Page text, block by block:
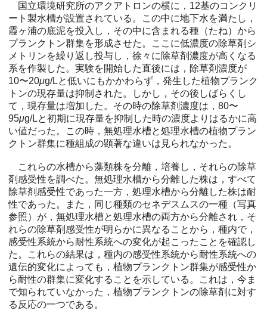
国立環境研究所のアクアトロンの横に，12基のコンクリ
ート製水槽が設置されている。この中に地下水を満たし，
霞ヶ浦の底泥を投入し，その中に含まれる種（たね）から
プランクトン群集を形成させた。ここに低濃度の除草剤シ
メトリンを繰り返し投与し，徐々に除草剤濃度が高くなる
系を作製した。実験を開始した直後には，除草剤濃度が
10〜20μg/Lと低いにもかかわらず，発生した植物プランク
トンの現存量は抑制された。しかし，その後しばらくし
て，現存量は増加した。その時の除草剤濃度は，80〜
95μg/Lと初期に現存量を抑制した時の濃度よりはるかに高
い値だった。この時，無処理水槽と処理水槽の植物プラン
クトン群集に種組成の顕著な違いは見られなかった。
これらの水槽から藻類株を分離，培養し，それらの除草
剤感受性を調べた。無処理水槽から分離した株は，すべて
除草剤感受性であった一方，処理水槽から分離した株は耐
性であった。また，同じ種類のセネデスムスの一種（写真
参照）が，無処理水槽と処理水槽の両方から分離され，そ
れらの除草剤感受性が明らかに異なることから，種内で，
感受性系統から耐性系統への変化が起こったことを確認し
た。これらの結果は，種内の感受性系統から耐性系統への
遺伝的変化によっても，植物プランクトン群集が感受性か
ら耐性の群集に変化することを示している。これは，今ま
で知られていなかった，植物プランクトンの除草剤に対す
る反応の一つである。